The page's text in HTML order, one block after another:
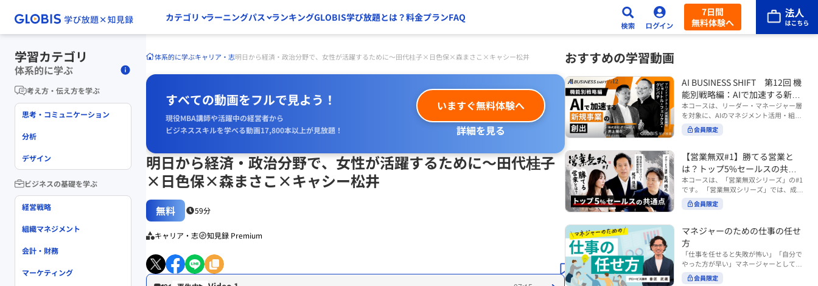
カテゴリ ラーニングパス ランキングGLOBIS学び放題とは？料金プランFAQ
7日間
無料体験へ
体系的に学ぶキャリア・志明日から経済・政治分野で、女性が活躍するために～田代桂子×日色保×森まさこ×キャシー松井
すべての動画をフルで見よう！
現役MBA講師や活躍中の経営者から
ビジネススキルを学べる動画17,800本以上が見放題！
いますぐ無料体験へ
詳細を見る
明日から経済・政治分野で、女性が活躍するために～田代桂子
×日色保×森まさこ×キャシー松井
無料 59分
キャリア・志 知見録 Premium
おすすめの学習動画
AI BUSINESS SHIFT 第12回 機
能別戦略編：AIで加速する新規
事業の創出
本コースは、リーダー・マネージャー層
を対象に、AIのマネジメント活用・組織
活用を体系的に学ぶ 『AI BUSINESS SHI
FTシリーズ（全12回）』の第12回で
る新規事業の創出」では、新規事業やス
タートアップを取り巻く環境がどのよう
に変化しているのかを俯瞰し、新たな価
値創造と非連続な成長を生み出すため
に、AI時代における事業機会の捉え方
や、成功確率を高めるための考え方につ
携わるリーダー・マネージャーの方 ・AI
を活用して事業創出のスピードや成功確
率を高めたい方 ・AI時代における新規事
業リーダーの役割やマインドセットを学
びたい方 ■AIシフトシリーズとは？ 『AI
BUSINESS SHIFTシリーズ』は以下の3
会員限定
【営業無双#1】勝てる営業と
は？トップ5%セールスの共通
点
本コースは、「営業無双シリーズ」の#1
です。 「営業無双シリーズ」では、成約
率アップに向けて、お客様に選ばれ続け
る無双の営業になるための実践的な考え
（#2以降は順次公開） 本コースでは、
「勝てる営業とは？トップ5%セールス
の共通点」をテーマに BtoBでお客様に
選ばれる営業の役割 トップ5％のセール
スに共通する行動や考え方 成果につなが
る実践的なポイント などを解説します。
会員限定
マネジャーのための仕事の任せ
方
「仕事を任せると失敗が怖い」「自分で
やった方が早い」マネージャーとしてメ
ンバーやチームの力を引き出しながら成
果を上げるには、どのように仕事を任せ
会員限定
学習カテゴリ
体系的に学ぶ
考え方・伝え方を学ぶ
思考・コミュニケーション
分析
デザイン
ビジネスの基礎を学ぶ
経営戦略
組織マネジメント
会計・財務
マーケティング